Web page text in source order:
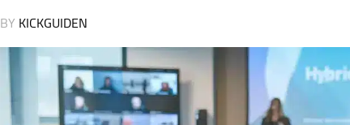
BY KICKGUIDEN